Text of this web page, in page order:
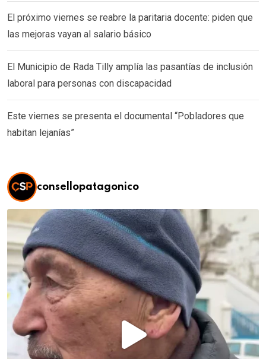
El próximo viernes se reabre la paritaria docente: piden que
las mejoras vayan al salario básico
El Municipio de Rada Tilly amplía las pasantías de inclusión
laboral para personas con discapacidad
Este viernes se presenta el documental “Pobladores que
habitan lejanías”
consellopatagonico